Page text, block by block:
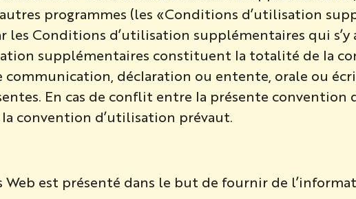
programmes (les «Conditions d’utilisation
les Conditions d’utilisation supplémentaires qui
supplémentaires constituent la totalité de la
déclaration ou entente, orale ou
En cas de conflit entre la présente
convention d’utilisation prévaut.
est présenté dans le but de fournir de